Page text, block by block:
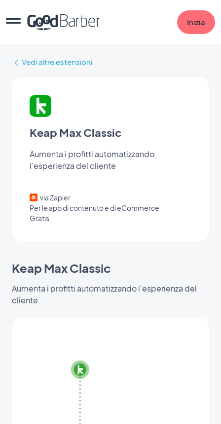
Inizia
Vedi altre estensioni
Keap Max Classic
Aumenta i profitti automatizzando
l'esperienza del cliente
via Zapier
Per le app di contenuto e di eCommerce
Gratis
Keap Max Classic
Aumenta i profitti automatizzando l'esperienza del
cliente